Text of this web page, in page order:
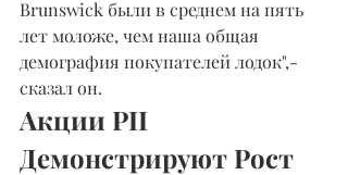
Brunswick были в среднем на пять
лет моложе, чем наша общая
демография покупателей лодок",-
сказал он.
Акции PII
Демонстрируют Рост